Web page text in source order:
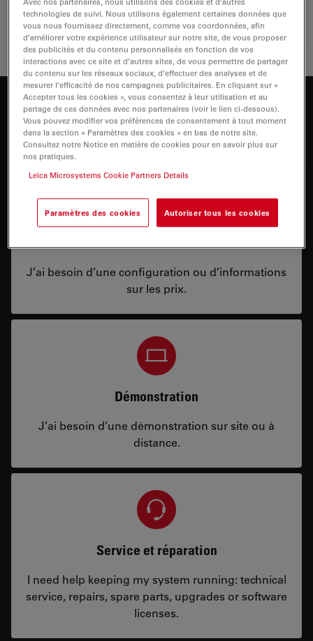
permettent d'exploiter pleinement le…
Vous souhaitez en savoir plus ?
Parlez à nos experts.
Prix
J’ai besoin d’une configuration ou d’informations
sur les prix.
Démonstration
J’ai besoin d’une démonstration sur site ou à
distance.
Service et réparation
I need help keeping my system running: technical
service, repairs, spare parts, upgrades or software
licenses.
technologies de suivi. Nous utilisons également certaines données que
vous nous fournissez directement, comme vos coordonnées, afin
d’améliorer votre expérience utilisateur sur notre site, de vous proposer
des publicités et du contenu personnalisés en fonction de vos
interactions avec ce site et d’autres sites, de vous permettre de partager
du contenu sur les réseaux sociaux, d’effectuer des analyses et de
mesurer l’efficacité de nos campagnes publicitaires. En cliquant sur «
Accepter tous les cookies », vous consentez à leur utilisation et au
partage de ces données avec nos partenaires (voir le lien ci-dessous).
Vous pouvez modifier vos préférences de consentement à tout moment
dans la section « Paramètres des cookies » en bas de notre site.
Consultez notre Notice en matière de cookies pour en savoir plus sur
nos pratiques.
Leica Microsystems Cookie Partners Details
Paramètres des cookies Autoriser tous les cookies